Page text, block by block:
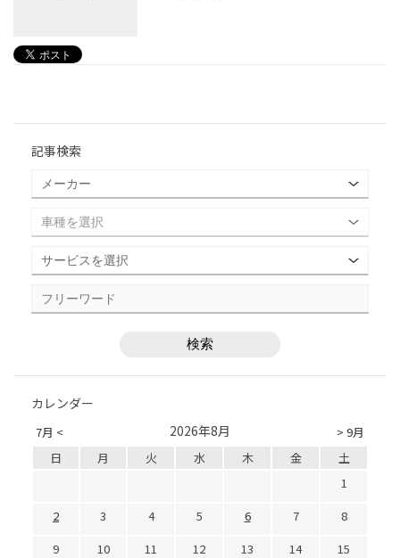
記事検索
カレンダー
7月 < > 9月
2026年8月
日 月 火 水 木 金
土
1
2
3 4 5 6 7
8
9
10 11 12 13 14
15